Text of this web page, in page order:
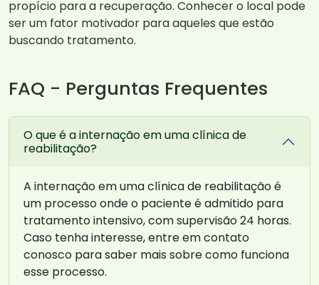
propício para a recuperação. Conhecer o local pode
ser um fator motivador para aqueles que estão
buscando tratamento.
FAQ - Perguntas Frequentes
O que é a internação em uma clínica de
reabilitação?
A internação em uma clínica de reabilitação é
um processo onde o paciente é admitido para
tratamento intensivo, com supervisão 24 horas.
Caso tenha interesse, entre em contato
conosco para saber mais sobre como funciona
esse processo.